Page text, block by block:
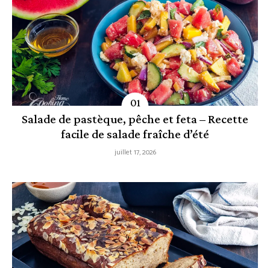
Salade de pastèque, pêche et feta – Recette
facile de salade fraîche d’été
juillet 17, 2026